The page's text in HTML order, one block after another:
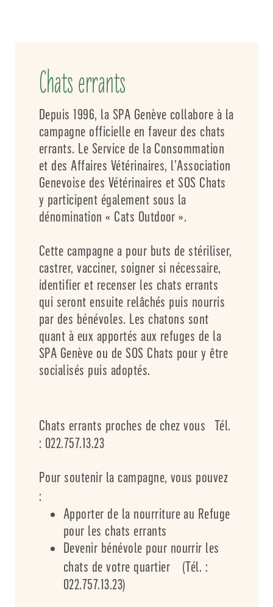
Chats errants
Depuis 1996, la SPA Genève collabore à la
campagne officielle en faveur des chats
errants. Le Service de la Consommation
et des Affaires Vétérinaires, l’Association
Genevoise des Vétérinaires et SOS Chats
y participent également sous la
dénomination « Cats Outdoor ».
Cette campagne a pour buts de stériliser,
castrer, vacciner, soigner si nécessaire,
identifier et recenser les chats errants
qui seront ensuite relâchés puis nourris
par des bénévoles. Les chatons sont
quant à eux apportés aux refuges de la
SPA Genève ou de SOS Chats pour y être
socialisés puis adoptés.
Chats errants proches de chez vous Tél.
: 022.757.13.23
Pour soutenir la campagne, vous pouvez
:
Apporter de la nourriture au Refuge
pour les chats errants
Devenir bénévole pour nourrir les
chats de votre quartier (Tél. :
022.757.13.23)